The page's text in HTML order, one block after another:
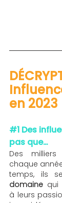
en 2023
#1 Des
pas que…
Des milliers
chaque
domaine qui
à leurs